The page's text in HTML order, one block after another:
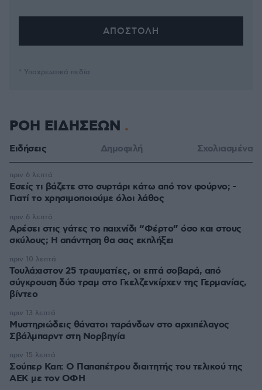
* Υποχρεωτικά πεδία
ΡΟΗ ΕΙΔΗΣΕΩΝ
Ειδήσεις Δημοφιλή Σχολιασμένα
Εσείς τι βάζετε στο συρτάρι κάτω από τον φούρνο; -
Γιατί το χρησιμοποιούμε όλοι λάθος
πριν 6 λεπτά
Αρέσει στις γάτες το παιχνίδι “Φέρτο” όσο και στους
σκύλους; Η απάντηση θα σας εκπλήξει
πριν 6 λεπτά
Τουλάχιστον 25 τραυματίες, οι επτά σοβαρά, από
σύγκρουση δύο τραμ στο Γκελζενκίρχεν της Γερμανίας,
βίντεο
πριν 10 λεπτά
Μυστηριώδεις θάνατοι ταράνδων στο αρχιπέλαγος
Σβάλμπαρντ στη Νορβηγία
πριν 13 λεπτά
Σούπερ Καπ: Ο Παπαπέτρου διαιτητής του τελικού της
ΑΕΚ με τον ΟΦΗ
πριν 15 λεπτά